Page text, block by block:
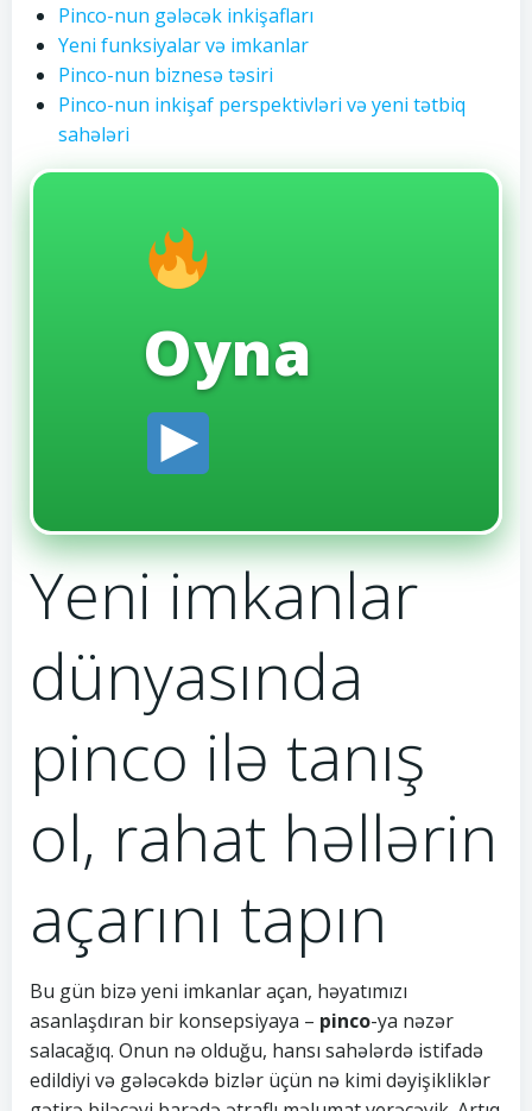
Pinco-nun gələcək inkişafları
Yeni funksiyalar və imkanlar
Pinco-nun biznesə təsiri
Pinco-nun inkişaf perspektivləri və yeni tətbiq
sahələri
Oyna
Yeni imkanlar
dünyasında
pinco ilə tanış
ol, rahat həllərin
açarını tapın
Bu gün bizə yeni imkanlar açan, həyatımızı
asanlaşdıran bir konsepsiyaya – pinco-ya nəzər
salacağıq. Onun nə olduğu, hansı sahələrdə istifadə
edildiyi və gələcəkdə bizlər üçün nə kimi dəyişikliklər